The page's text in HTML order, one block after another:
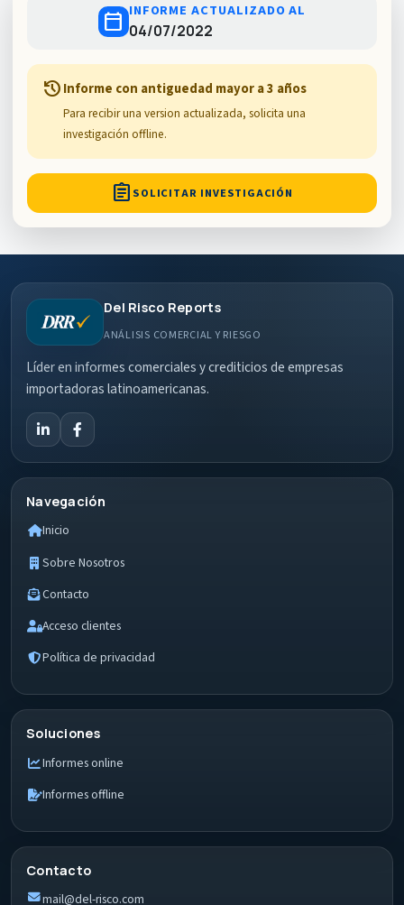
calendar_today INFORME ACTUALIZADO AL
04/07/2022
historyInforme con antiguedad mayor a 3 años
Para recibir una version actualizada, solicita una
investigación offline.
assignment SOLICITAR INVESTIGACIÓN
Del Risco Reports
ANÁLISIS COMERCIAL Y RIESGO
Líder en informes comerciales y crediticios de empresas
importadoras latinoamericanas.
Navegación
Inicio
Sobre Nosotros
Contacto
Acceso clientes
Política de privacidad
Soluciones
Informes online
Informes offline
Contacto
mail@del-risco.com